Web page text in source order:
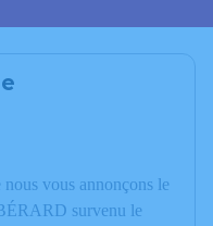
nous vous annonçons le
survenu le